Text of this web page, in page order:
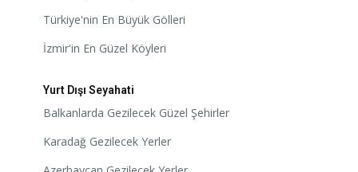
Türkiye'nin En Büyük Gölleri
İzmir'in En Güzel Köyleri
Yurt Dışı Seyahati
Balkanlarda Gezilecek Güzel Şehirler
Karadağ Gezilecek Yerler